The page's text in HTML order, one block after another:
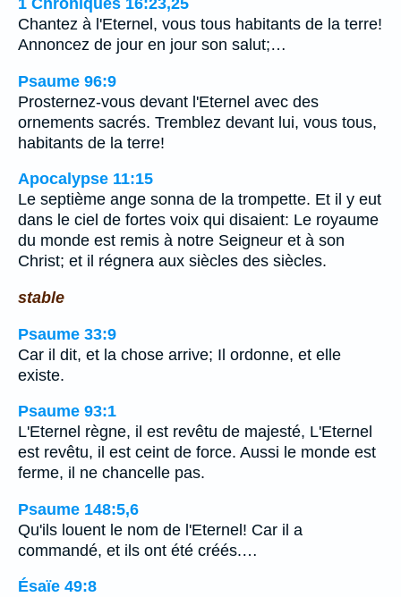
1 Chroniques 16:23,25
Chantez à l'Eternel, vous tous habitants de la terre!
Annoncez de jour en jour son salut;…
Psaume 96:9
Prosternez-vous devant l'Eternel avec des
ornements sacrés. Tremblez devant lui, vous tous,
habitants de la terre!
Apocalypse 11:15
Le septième ange sonna de la trompette. Et il y eut
dans le ciel de fortes voix qui disaient: Le royaume
du monde est remis à notre Seigneur et à son
Christ; et il régnera aux siècles des siècles.
stable
Psaume 33:9
Car il dit, et la chose arrive; Il ordonne, et elle
existe.
Psaume 93:1
L'Eternel règne, il est revêtu de majesté, L'Eternel
est revêtu, il est ceint de force. Aussi le monde est
ferme, il ne chancelle pas.
Psaume 148:5,6
Qu'ils louent le nom de l'Eternel! Car il a
commandé, et ils ont été créés.…
Ésaïe 49:8